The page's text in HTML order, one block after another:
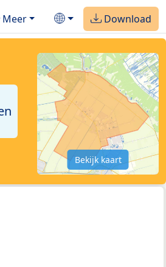
Meer Download
Bekijk kaart